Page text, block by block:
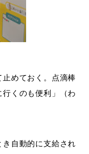
止めておく。点滴棒
くのも便利」（わ
自動的に支給され